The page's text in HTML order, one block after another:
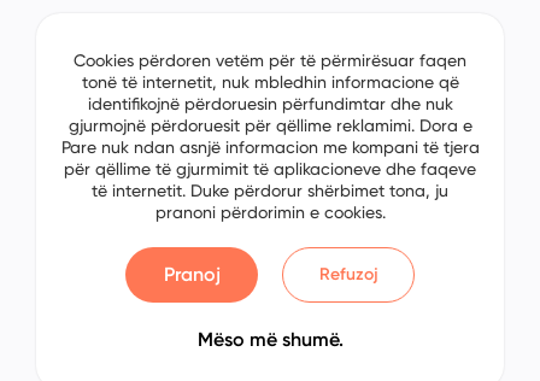
Cookies përdoren vetëm për të përmirësuar faqen
tonë të internetit, nuk mbledhin informacione që
identifikojnë përdoruesin përfundimtar dhe nuk
gjurmojnë përdoruesit për qëllime reklamimi. Dora e
Pare nuk ndan asnjë informacion me kompani të tjera
për qëllime të gjurmimit të aplikacioneve dhe faqeve
të internetit. Duke përdorur shërbimet tona, ju
pranoni përdorimin e cookies.
Pranoj Refuzoj
Mëso më shumë.